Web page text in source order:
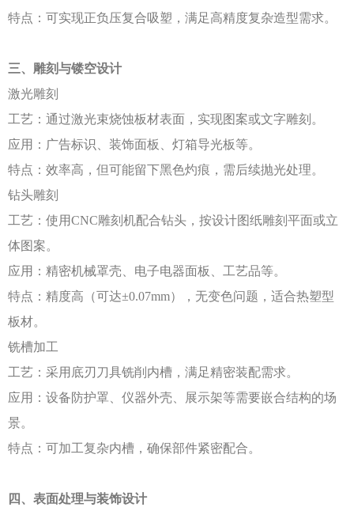
特点：可实现正负压复合吸塑，满足高精度复杂造型需求。
三、雕刻与镂空设计
激光雕刻
工艺：通过激光束烧蚀板材表面，实现图案或文字雕刻。
应用：广告标识、装饰面板、灯箱导光板等。
特点：效率高，但可能留下黑色灼痕，需后续抛光处理。
钻头雕刻
工艺：使用CNC雕刻机配合钻头，按设计图纸雕刻平面或立
体图案。
应用：精密机械罩壳、电子电器面板、工艺品等。
特点：精度高（可达±0.07mm），无变色问题，适合热塑型
板材。
铣槽加工
工艺：采用底刃刀具铣削内槽，满足精密装配需求。
应用：设备防护罩、仪器外壳、展示架等需要嵌合结构的场
景。
特点：可加工复杂内槽，确保部件紧密配合。
四、表面处理与装饰设计